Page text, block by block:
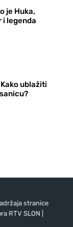
je Huka,
legenda
ublažiti
stranice
RTV SLON |